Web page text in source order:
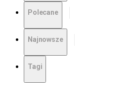
Polecane
Najnowsze
Tagi